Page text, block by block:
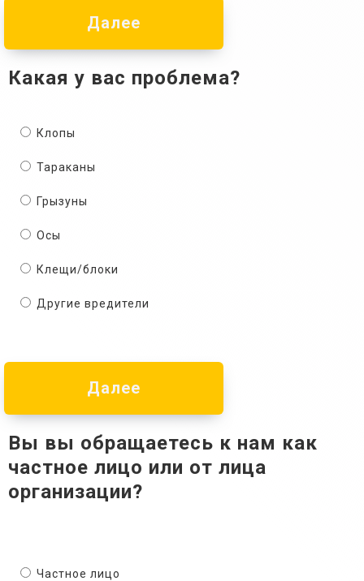
Далее
Какая у вас проблема?
Клопы
Тараканы
Грызуны
Осы
Клещи/блоки
Другие вредители
Далее
Вы вы обращаетесь к нам как
частное лицо или от лица
организации?
Частное лицо